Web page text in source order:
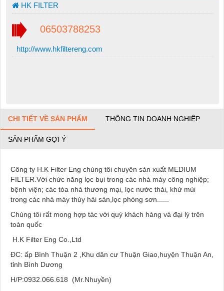
HK FILTER
06503788253
http://www.hkfiltereng.com
CHI TIẾT VỀ SẢN PHẨM THÔNG TIN DOANH NGHIỆP
SẢN PHẨM GỢI Ý
Công ty H .K Filter Eng chúng tôi chuyên sản xuất MEDIUM
FILTER .Với chức năng lọc bụi trong các nhà máy công nghiệp;
bệnh viện; các tòa nhà thương mại, lọc nước thải, khử mùi
trong các nhà máy thủy hải sản,lọc phòng sơn......
Chúng tôi rất mong hợp tác với quý khách hàng và đại lý trên
toàn quốc
H .K Filter Eng Co.,Ltd
ĐC: ấp Bình Thuận 2 ,Khu dân cư Thuận Giao,huyện Thuận An,
tỉnh Bình Dương
H/P:0932.066.618
(Mr.Nhuyền)